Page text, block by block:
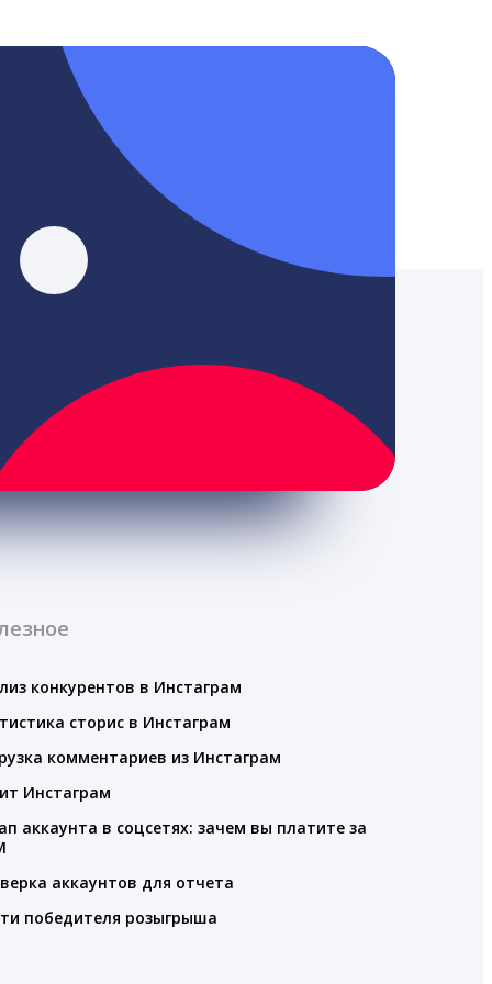
конкурентов в Инстаграм
сторис в Инстаграм
комментариев из Инстаграм
Инстаграм
аккаунта в соцсетях: зачем вы платите за
аккаунтов для отчета
победителя розыгрыша